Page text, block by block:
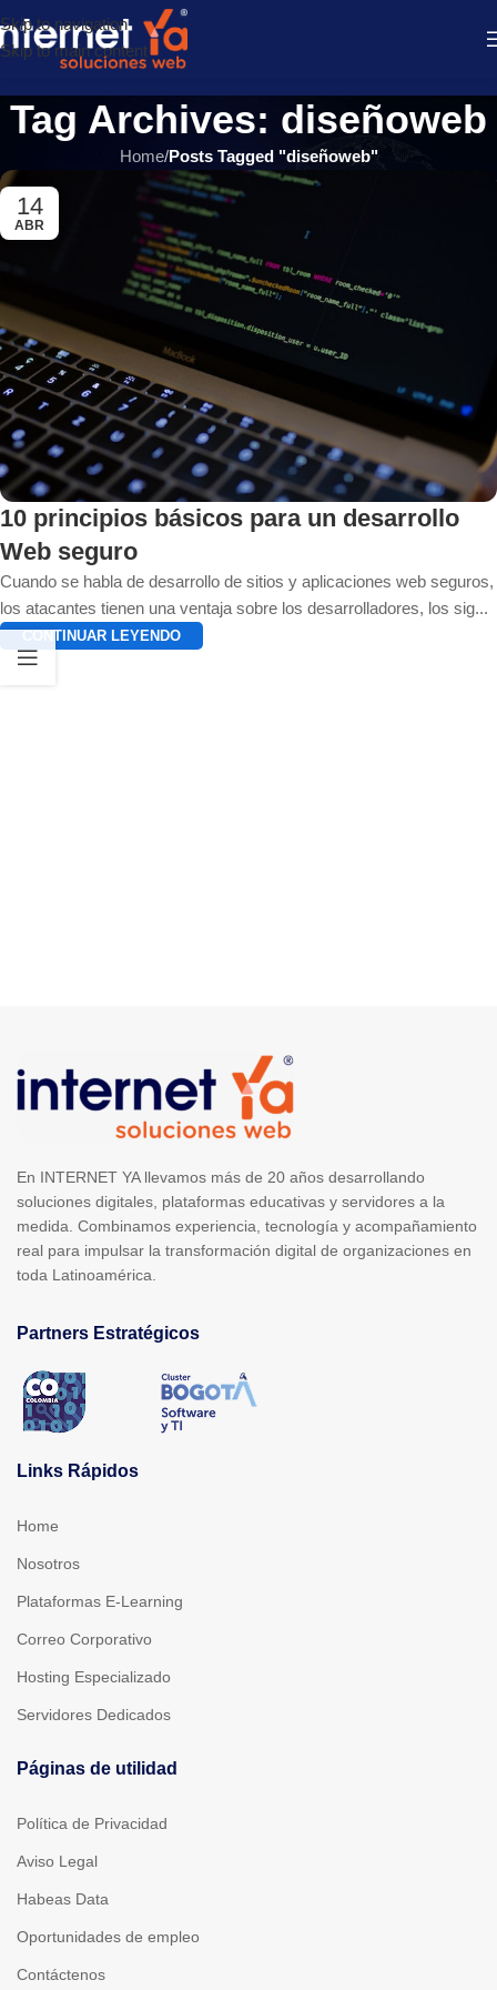
Skip to navigation
Skip to main content
Tag Archives: diseñoweb
Home/Posts Tagged "diseñoweb"
14
ABR
10 principios básicos para un desarrollo
Web seguro
Cuando se habla de desarrollo de sitios y aplicaciones web seguros,
los atacantes tienen una ventaja sobre los desarrolladores, los sig...
CONTINUAR LEYENDO
En INTERNET YA llevamos más de 20 años desarrollando
soluciones digitales, plataformas educativas y servidores a la
medida. Combinamos experiencia, tecnología y acompañamiento
real para impulsar la transformación digital de organizaciones en
toda Latinoamérica.
Partners Estratégicos
Links Rápidos
Home
Nosotros
Plataformas E-Learning
Correo Corporativo
Hosting Especializado
Servidores Dedicados
Páginas de utilidad
Política de Privacidad
Aviso Legal
Habeas Data
Oportunidades de empleo
Contáctenos